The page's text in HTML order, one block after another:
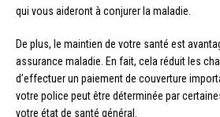
qui vous aideront à conjurer la maladie.
De plus, le maintien de votre santé est
assurance maladie. En fait, cela réduit les
d’effectuer un paiement de couverture
votre police peut être déterminée par
votre état de santé général.